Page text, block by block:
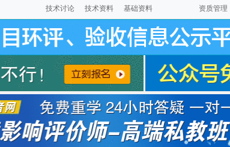
技术讨论
技术资料 基础资料
资质管理